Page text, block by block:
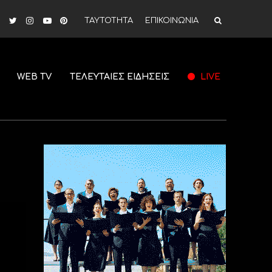
ΤΑΥΤΟΤΗΤΑ ΕΠΙΚΟΙΝΩΝΙΑ
WEB TV ΤΕΛΕΥΤΑΙΕΣ ΕΙΔΗΣΕΙΣ LIVE